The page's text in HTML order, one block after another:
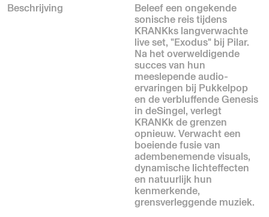
Beschrijving
Beleef een ongekende
sonische reis tijdens
KRANKks langverwachte
live set, "Exodus" bij Pilar.
Na het overweldigende
succes van hun
meeslepende audio-
ervaringen bij Pukkelpop
en de verbluffende Genesis
in deSingel, verlegt
KRANKk de grenzen
opnieuw. Verwacht een
boeiende fusie van
adembenemende visuals,
dynamische lichteffecten
en natuurlijk hun
kenmerkende,
grensverleggende muziek.